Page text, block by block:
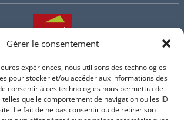
Gérer le consentement
expériences, nous utilisons des technologies
pour stocker et/ou accéder aux informations des
consentir à ces technologies nous permettra de
que le comportement de navigation ou les ID
Le fait de ne pas consentir ou de retirer son
L'intercommunalité